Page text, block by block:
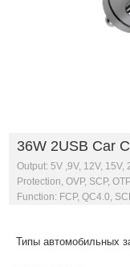
36W 2USB Car
Output: 5V ,9V, 12V,
Protection, OVP, SCP,
Function: FCP, QC4.0,
Типы автомобильных